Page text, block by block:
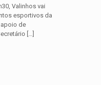
Valinhos vai
esportivos da
de
[…]